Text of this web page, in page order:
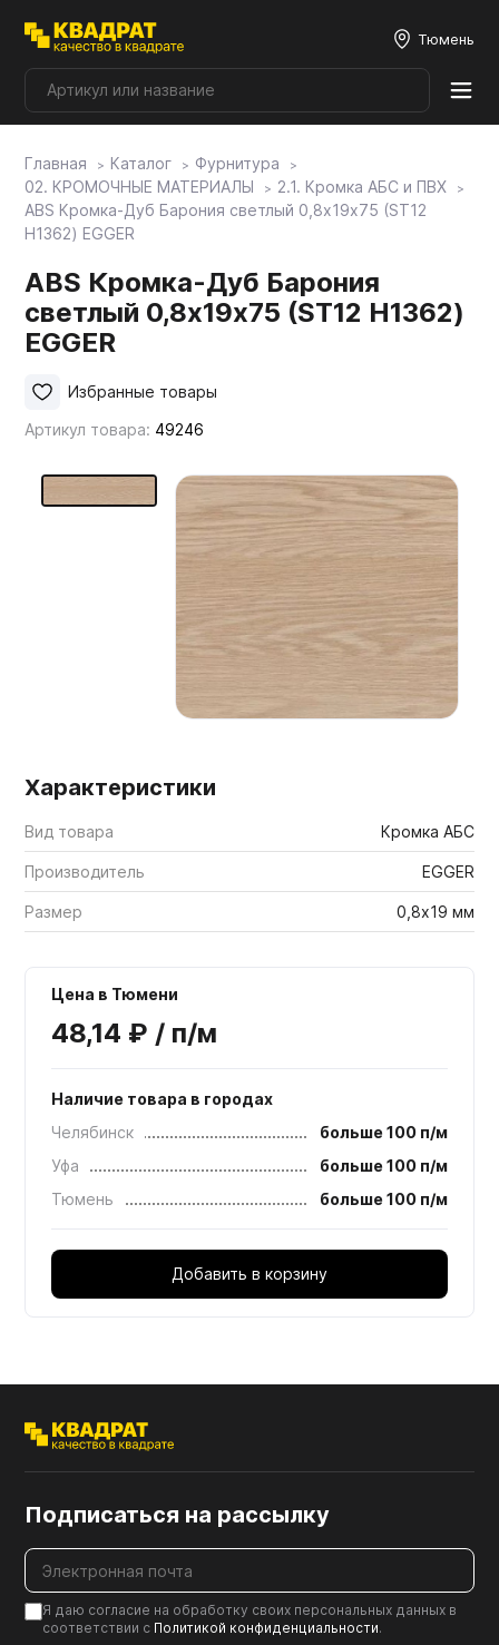
Тюмень
Плитные материалы
Фурнитура
Столешницы
Мой ЭГГЕР
Мебельные образцы, каталоги
Главная Каталог
Фурнитура
02. КРОМОЧНЫЕ МАТЕРИАЛЫ
2.1. Кромка АБС и ПВХ
ABS Кромка-Дуб Барония светлый 0,8х19х75 (ST12
H1362) EGGER
ABS Кромка-Дуб Барония
светлый 0,8х19х75 (ST12 H1362)
EGGER
Артикул товара: 49246
Избранные товары
Характеристики
Вид товара Кромка АБС
Производитель EGGER
Размер 0,8х19 мм
Цена в Тюмени
48,14 ₽ / п/м
Наличие товара в городах
Челябинск
больше 100 п/м
Уфа
больше 100 п/м
Тюмень
больше 100 п/м
Добавить в корзину
Подписаться на рассылку
Я даю согласие на обработку своих персональных данных в
соответствии с Политикой конфиденциальности.